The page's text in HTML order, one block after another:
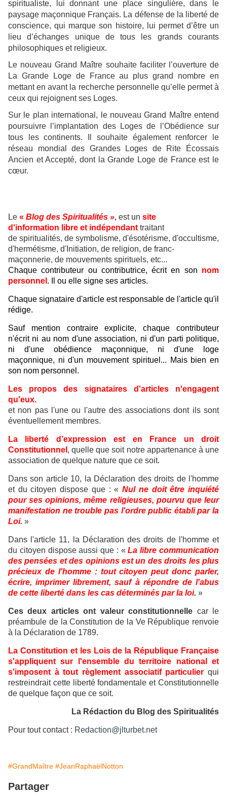
spiritualiste, lui donnant une place singulière, dans le
paysage maçonnique Français. La défense de la liberté de
conscience, qui marque son histoire, lui permet d’être un
lieu d’échanges unique de tous les grands courants
philosophiques et religieux.
Le nouveau Grand Maître souhaite faciliter l’ouverture de
La Grande Loge de France au plus grand nombre en
mettant en avant la recherche personnelle qu’elle permet à
ceux qui rejoignent ses Loges.
Sur le plan international, le nouveau Grand Maître entend
poursuivre l’implantation des Loges de l’Obédience sur
tous les continents. Il souhaite également renforcer le
réseau mondial des Grandes Loges de Rite Écossais
Ancien et Accepté, dont la Grande Loge de France est le
cœur.
Le « Blog des Spiritualités », est un site
d'information libre et indépendant traitant
de spiritualités, de symbolisme, d'ésotérisme, d'occultisme,
d'hermétisme, d'Initiation, de religion, de franc-
maçonnerie, de mouvements spirituels, etc...
Chaque contributeur ou contributrice, écrit en son nom
personnel . Il ou elle signe ses articles.
Chaque signataire d'article est responsable de l'article qu'il
rédige.
Sauf mention contraire explicite, chaque contributeur
n'écrit ni au nom d'une association, ni d'un parti politique,
ni d'une obédience maçonnique, ni d'une loge
maçonnique, ni d'un mouvement spirituel... Mais bien en
son nom personnel.
Les propos des signataires d'articles n'engagent
qu'eux.
et non pas l'une ou l'autre des associations dont ils sont
éventuellement membres.
La liberté d’expression est en France un droit
Constitutionnel , quelle que soit notre appartenance à une
association de quelque nature que ce soit.
Dans son article 10, la Déclaration des droits de l'homme
et du citoyen dispose que : «Nul ne doit être inquiété
pour ses opinions, même religieuses, pourvu que leur
manifestation ne trouble pas l'ordre public établi par la
Loi. »
Dans l'article 11, la Déclaration des droits de l'homme et
du citoyen dispose aussi que : «La libre communication
des pensées et des opinions est un des droits les plus
précieux de l'homme : tout citoyen peut donc parler,
écrire, imprimer librement, sauf à répondre de l'abus
de cette liberté dans les cas déterminés par la loi. »
Ces deux articles ont valeur constitutionnelle car le
préambule de la Constitution de la Ve République renvoie
à la Déclaration de 1789.
La Constitution et les Lois de la République Française
s'appliquent sur l'ensemble du territoire national et
s'imposent à tout règlement associatif particulier qui
restreindrait cette liberté fondamentale et Constitutionnelle
de quelque façon que ce soit.
La Rédaction du Blog des Spiritualités
Pour tout contact : Redaction@jlturbet.net
#GrandMaître #JeanRaphaëlNotton
Partager